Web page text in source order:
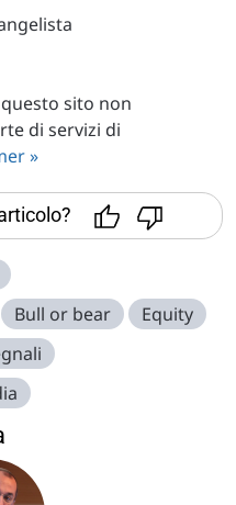
sito non
di servizi di
»
Bull or bear
Equity